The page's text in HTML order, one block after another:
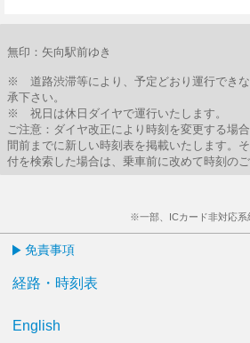
無印：矢向駅前ゆき
※ 道路渋滞等により、予定どおり運行できな
承下さい。
※ 祝日は休日ダイヤで運行いたします。
ご注意：ダイヤ改正により時刻を変更する場
間前までに新しい時刻表を掲載いたします。
付を検索した場合は、乗車前に改めて時刻の
※一部、ICカード非対応系
免責事項
経路・時刻表
English